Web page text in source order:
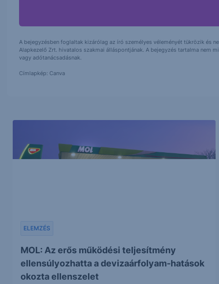
A bejegyzésben foglaltak kizárólag az író személyes véleményét tükrözik és
Alapkezelő Zrt. hivatalos szakmai álláspontjának. A bejegyzés tartalma nem
vagy adótanácsadásnak.
Címlapkép: Canva
MOL: Az erős működési teljesítmény
ellensúlyozhatta a devizaárfolyam-hatások
okozta ellenszelet
ELEMZÉS